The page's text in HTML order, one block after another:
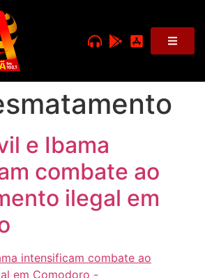
e Ibama
combate ao
ilegal em